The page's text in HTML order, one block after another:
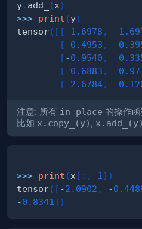
y. add_ (x)
>>> print (y)
tensor( [ [ 1.6978 , -
[
0.4953 ,
[ -0.9540 ,
[
0.6883 ,
[
2.6784,
注意: 所有 in-place 的操作
比如 x.copy_(y) , x.add_(y)
>>> print (x [ : , 1 ] )
tensor( [ -2.0902 , -
-0.8341 ] )